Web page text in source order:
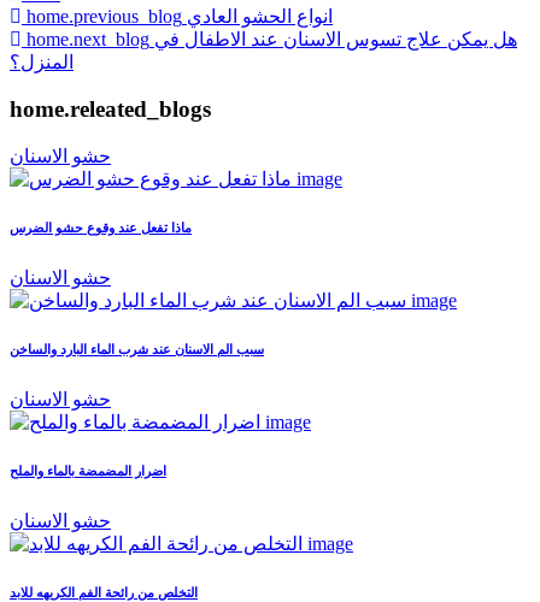
home.previous_blog انواع الحشو العادي
home.next_blog هل يمكن علاج تسوس الاسنان عند الاطفال في
المنزل؟
home.releated_blogs
حشو الاسنان
ماذا تفعل عند وقوع حشو الضرس
حشو الاسنان
سبب الم الاسنان عند شرب الماء البارد والساخن
حشو الاسنان
اضرار المضمضة بالماء والملح
حشو الاسنان
التخلص من رائحة الفم الكريهه للابد